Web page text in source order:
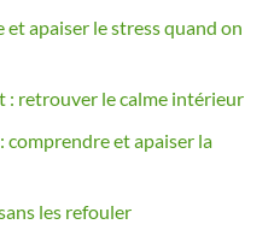
apaiser le stress quand on
: retrouver le calme intérieur
comprendre et apaiser la
les refouler